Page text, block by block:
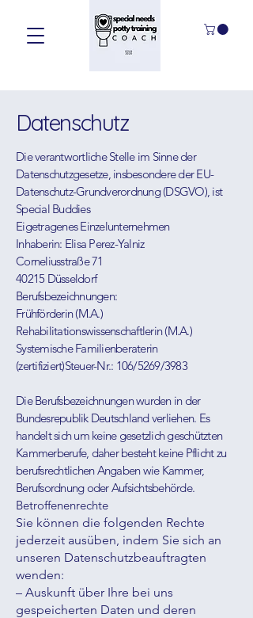
Datenschutz
Die verantwortliche Stelle im Sinne der
Datenschutzgesetze, insbesondere der EU-
Datenschutz-Grundverordnung (DSGVO), ist
Special Buddies
Eigetragenes Einzelunternehmen
Inhaberin: Elisa Perez-Yalniz
Corneliusstraße 71
40215 Düsseldorf
Berufsbezeichnungen:
Frühförderin (M.A.)
Rehabilitationswissenschaftlerin (M.A.)
Systemische Familienberaterin
(zertifiziert)Steuer-Nr.: 106/5269/3983
Die Berufsbezeichnungen wurden in der
Bundesrepublik Deutschland verliehen. Es
handelt sich um keine gesetzlich geschützten
Kammerberufe, daher besteht keine Pflicht zu
berufsrechtlichen Angaben wie Kammer,
Berufsordnung oder Aufsichtsbehörde.
Betroffenenrechte
Sie können die folgenden Rechte
jederzeit ausüben, indem Sie sich an
unseren Datenschutzbeauftragten
wenden:
– Auskunft über Ihre bei uns
gespeicherten Daten und deren